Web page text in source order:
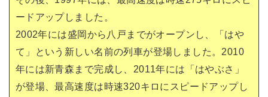
ードアップしました。
2002年には盛岡から八戸までがオープンし、「はや
て」という新しい名前の列車が登場しました。2010
年には新青森まで完成し、2011年には「はやぶさ」
が登場、最高速度は時速320キロにスピードアップし